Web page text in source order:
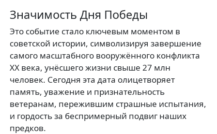
Значимость Дня Победы
Это событие стало ключевым моментом в
советской истории, символизируя завершение
самого масштабного вооружённого конфликта
XX века, унёсшего жизни свыше 27 млн
человек. Сегодня эта дата олицетворяет
память, уважение и признательность
ветеранам, пережившим страшные испытания,
и гордость за беспримерный подвиг наших
предков.